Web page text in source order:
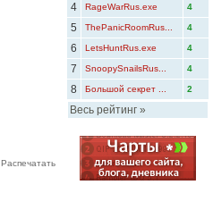
Распечатать
4 RageWarRus.exe 4
5 ThePanicRoomRus... 4
6 LetsHuntRus.exe 4
7 SnoopySnailsRus... 4
8 Большой секрет ... 2
Весь рейтинг »